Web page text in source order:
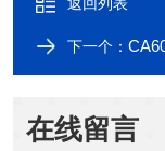
返回列表
下一个：
在线留言